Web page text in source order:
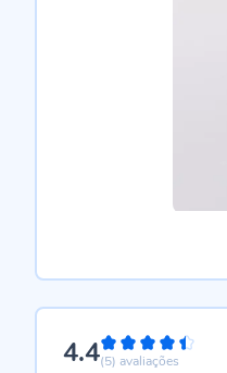
4.488%
(5) avaliações